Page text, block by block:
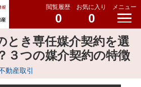
閲覧履歴
0
お気に入り
0
メニュー
とき専任媒介契約を選
３つの媒介契約の特徴
動産取引